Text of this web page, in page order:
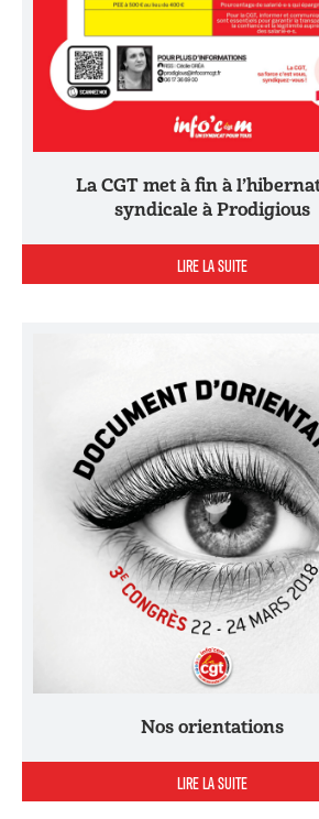
La CGT met à fin à l’hibernation
syndicale à Prodigious
LIRE LA SUITE
Nos orientations
LIRE LA SUITE